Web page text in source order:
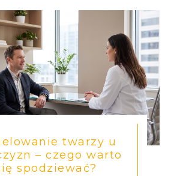
twarzy u
– czego warto
spodziewać?